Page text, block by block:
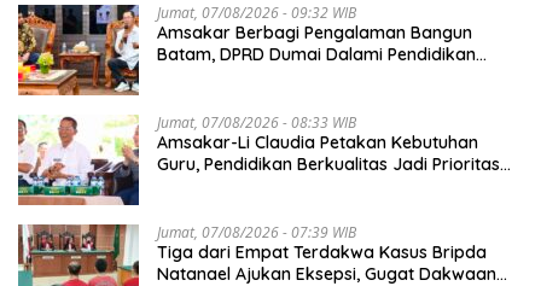
Jumat, 07/08/2026 - 09:32 WIB
Amsakar Berbagi Pengalaman Bangun
Batam, DPRD Dumai Dalami Pendidikan
Jumat, 07/08/2026 - 08:33 WIB
Amsakar-Li Claudia Petakan Kebutuhan
Guru, Pendidikan Berkualitas Jadi Prioritas
Jumat, 07/08/2026 - 07:39 WIB
Tiga dari Empat Terdakwa Kasus Bripda
Natanael Ajukan Eksepsi, Gugat Dakwaan